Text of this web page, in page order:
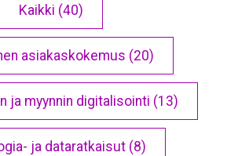
Kaikki (40)
asiakaskokemus (20)
ja myynnin digitalisointi (13)
ja dataratkaisut (8)